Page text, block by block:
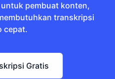
pembuat konten,
transkripsi
cepat.
Gratis